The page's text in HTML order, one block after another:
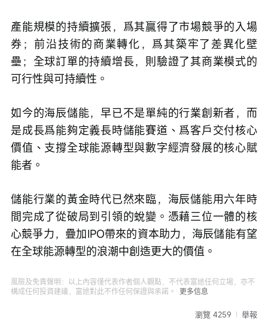
產能規模的持續擴張，爲其贏得了市場競爭的入場
券；前沿技術的商業轉化，爲其築牢了差異化壁
壘；全球訂單的持續增長，則驗證了其商業模式的
可行性與可持續性。
如今的海辰儲能，早已不是單純的行業創新者，而
是成長爲能夠定義長時儲能賽道、爲客戶交付核心
價值、支撐全球能源轉型與數字經濟發展的核心賦
能者。
儲能行業的黃金時代已然來臨，海辰儲能用六年時
間完成了從破局到引領的蛻變。憑藉三位一體的核
心競爭力，疊加IPO帶來的資本助力，海辰儲能有望
在全球能源轉型的浪潮中創造更大的價值。
風險及免責聲明：以上內容僅代表作者個人觀點，不代表富途任何立場，亦不
構成任何投資建議，富途對此不作任何保證與承諾。
更多信息
瀏覽 4259 舉報